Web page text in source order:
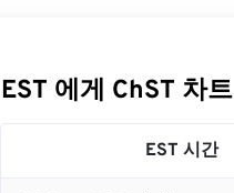
EST 에게 ChST 차트
EST 시간